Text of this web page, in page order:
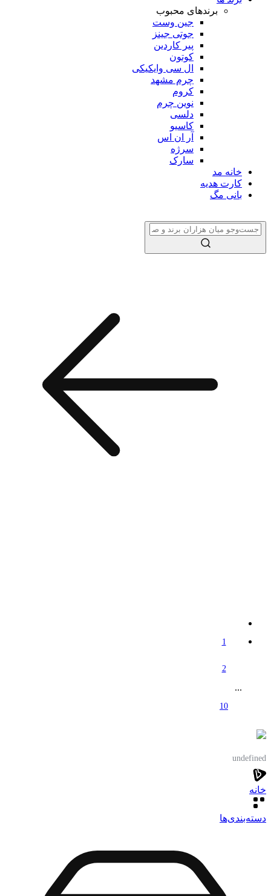
برندهای محبوب
جین وست
جوتی جینز
پیر کاردین
کوتون
ال سی وایکیکی
چرم مشهد
کروم
نوین چرم
دلسی
کاسیو
آر ان اس
سرژه
سارک
خانه مد
کارت هدیه
بانی مگ
1
2
...
10
undefined
خانه
دسته‌بندی‌‌ها